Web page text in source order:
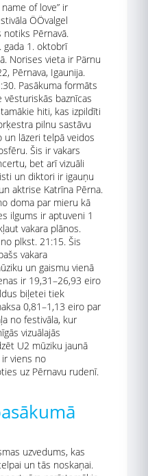
of love” ir
ÖÖvalgel
Pērnavā.
gada 1. oktobrī
Norises vieta ir Pärnu
Pērnava, Igaunija.
Pasākuma formāts
vēsturiskās baznīcas
hiti, kas izpildīti
pilnu sastāvu
un lāzeri telpā veidos
Šis ir vakars
bet arī vizuāli
un diktori ir igauņu
aktrise Katrīna Pērna.
doma par mieru kā
ilgums ir aptuveni 1
vakara plānos.
plkst. 21:15. Šis
vakara
un gaismu vienā
ir 19,31–26,93 eiro
biļetei tiek
0,81–1,13 eiro par
no festivāla, kur
vizuālajās
U2 mūziku jaunā
viens no
uz Pērnavu rudenī.
uzvedums, kas
un tās noskaņai.